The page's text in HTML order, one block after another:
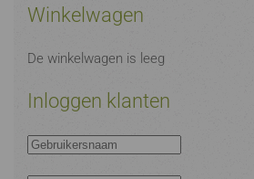
Winkelwagen
De winkelwagen is leeg
Inloggen klanten